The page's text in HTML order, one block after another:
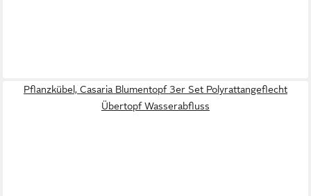
Pflanzkübel, Casaria Blumentopf 3er Set Polyrattangeflecht
Übertopf Wasserabfluss